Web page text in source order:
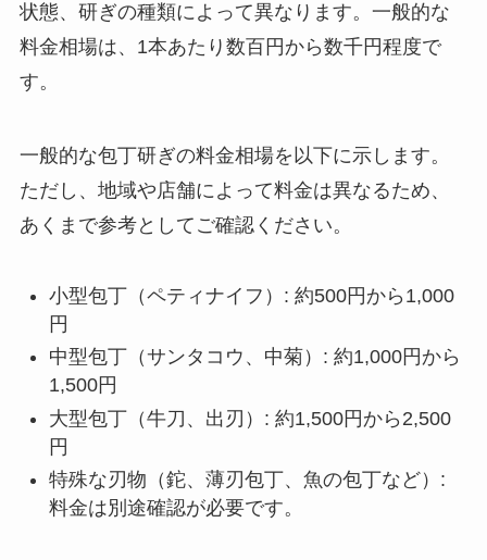
状態、研ぎの種類によって異なります。一般的な
料金相場は、1本あたり数百円から数千円程度で
す。
一般的な包丁研ぎの料金相場を以下に示します。
ただし、地域や店舗によって料金は異なるため、
あくまで参考としてご確認ください。
小型包丁（ペティナイフ）: 約500円から1,000
円
中型包丁（サンタコウ、中菊）: 約1,000円から
1,500円
大型包丁（牛刀、出刃）: 約1,500円から2,500
円
特殊な刃物（鉈、薄刃包丁、魚の包丁など）:
料金は別途確認が必要です。